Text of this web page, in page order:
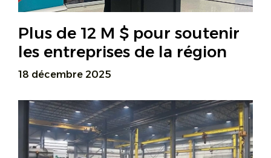
Plus de 12 M $ pour soutenir
les entreprises de la région
18 décembre 2025